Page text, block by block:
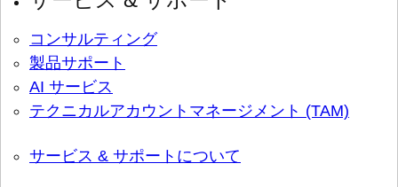
コンサルティング
製品サポート
AI サービス
テクニカルアカウントマネージメント (TAM)
サービス & サポートについて